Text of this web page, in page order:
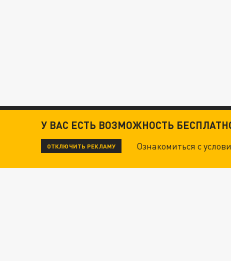
У ВАС ЕСТЬ ВОЗМОЖНОСТЬ
ОТКЛЮЧИТЬ РЕКЛАМУ Ознакомиться с